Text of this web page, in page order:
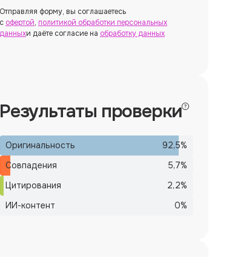
Отправляя форму, вы соглашаетесь
с офертой, политикой обработки персональных
данныхи даёте согласие на обработку данных
Результаты проверки
Оригинальность 92,5%
Совпадения
5,7%
Цитирования
2,2%
ИИ-контент
0%